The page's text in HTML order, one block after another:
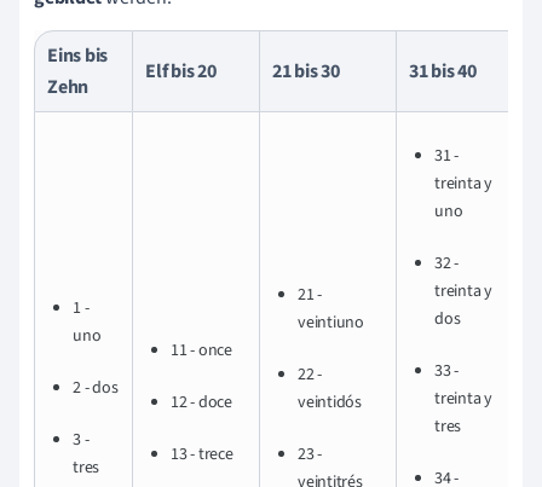
Eins bis
Zehn
Elf bis 20 21 bis 30 31 bis 40
1 -
uno
2 - dos
3 -
tres
11 - once
12 - doce
13 - trece
21 -
veintiuno
22 -
veintidós
23 -
veintitrés
31 -
treinta y
uno
32 -
treinta y
dos
33 -
treinta y
tres
34 -